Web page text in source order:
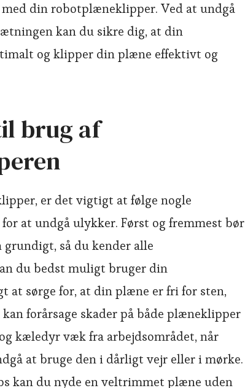
din robotplæneklipper. Ved at undgå
kan du sikre dig, at din
og klipper din plæne effektivt og
brug af
er det vigtigt at følge nogle
at undgå ulykker. Først og fremmest bør
så du kender alle
du bedst muligt bruger din
at sørge for, at din plæne er fri for sten,
forårsage skader på både plæneklipper
kæledyr væk fra arbejdsområdet, når
at bruge den i dårligt vejr eller i mørke.
kan du nyde en veltrimmet plæne uden